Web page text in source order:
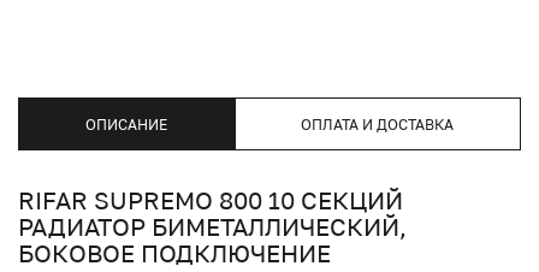
ОПИСАНИЕ ОПЛАТА И ДОСТАВКА
RIFAR SUPREMO 800 10 СЕКЦИЙ
РАДИАТОР БИМЕТАЛЛИЧЕСКИЙ,
БОКОВОЕ ПОДКЛЮЧЕНИЕ